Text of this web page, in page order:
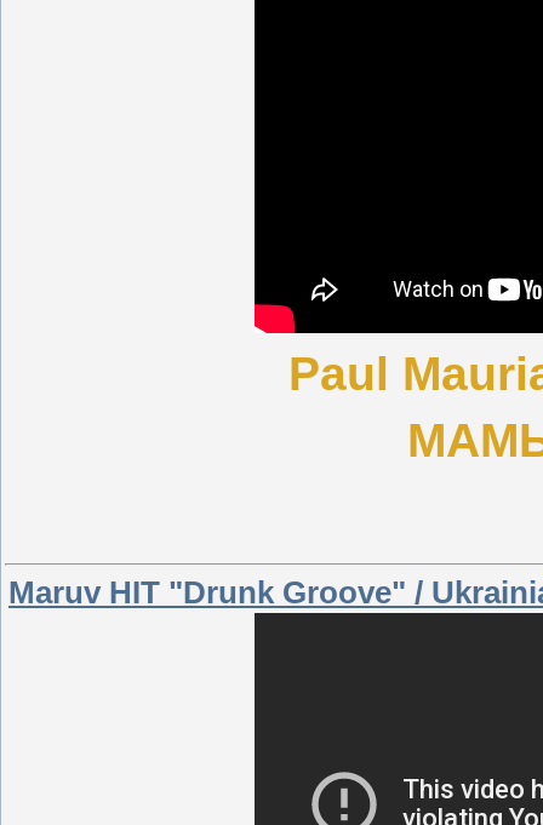
Paul
Maruv HIT "Drunk Groove" /